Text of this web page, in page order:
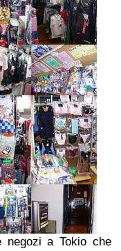
negozi a Tokio che